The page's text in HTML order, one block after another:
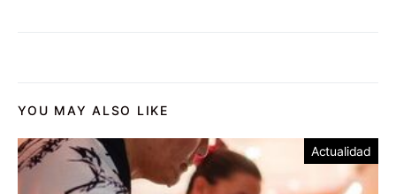
YOU MAY ALSO LIKE
Actualidad